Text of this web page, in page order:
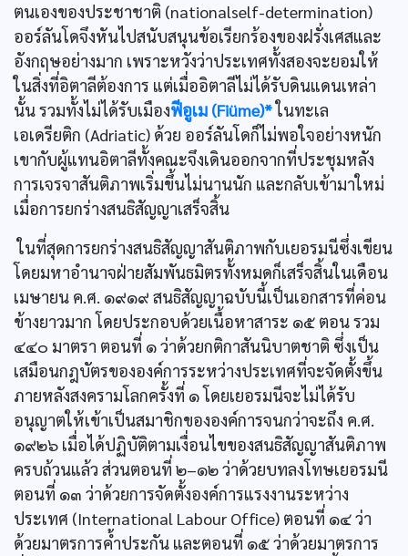
ตนเองของประชาชาติ (nationalself-determination)
ออร์ลันโดจึงหันไปสนับสนุนข้อเรียกร้องของฝรั่งเศสและ
อังกฤษอย่างมาก เพราะหวังว่าประเทศทั้งสองจะยอมให้
ในสิ่งที่อิตาลีต้องการ แต่เมื่ออิตาลีไม่ได้รับดินแดนเหล่า
นั้น รวมทั้งไม่ได้รับเมืองฟีอูเม (Fiüme)*ในทะเล
เอเดรียติก (Adriatic) ด้วย ออร์ลันโดก็ไม่พอใจอย่างหนัก
เขากับผู้แทนอิตาลีทั้งคณะจึงเดินออกจากที่ประชุมหลัง
การเจรจาสันติภาพเริ่มขึ้นไม่นานนัก และกลับเข้ามาใหม่
เมื่อการยกร่างสนธิสัญญาเสร็จสิ้น
ในที่สุดการยกร่างสนธิสัญญาสันติภาพกับเยอรมนีซึ่งเขียน
โดยมหาอำนาจฝ่ายสัมพันธมิตรทั้งหมดก็เสร็จสิ้นในเดือน
เมษายน ค.ศ. ๑๙๑๙ สนธิสัญญาฉบับนี้เป็นเอกสารที่ค่อน
ข้างยาวมาก โดยประกอบด้วยเนื้อหาสาระ ๑๕ ตอน รวม
๔๔๐ มาตรา ตอนที่ ๑ ว่าด้วยกติกาสันนิบาตชาติ ซึ่งเป็น
เสมือนกฎบัตรขององค์การระหว่างประเทศที่จะจัดตั้งขึ้น
ภายหลังสงครามโลกครั้งที่ ๑ โดยเยอรมนีจะไม่ได้รับ
อนุญาตให้เข้าเป็นสมาชิกขององค์การจนกว่าจะถึง ค.ศ.
๑๙๒๖ เมื่อได้ปฏิบัติตามเงื่อนไขของสนธิสัญญาสันติภาพ
ครบถ้วนแล้ว ส่วนตอนที่ ๒–๑๒ ว่าด้วยบทลงโทษเยอรมนี
ตอนที่ ๑๓ ว่าด้วยการจัดตั้งองค์การแรงงานระหว่าง
ประเทศ (International Labour Office) ตอนที่ ๑๔ ว่า
ด้วยมาตรการค้ำประกัน และตอนที่ ๑๕ ว่าด้วยมาตรการ